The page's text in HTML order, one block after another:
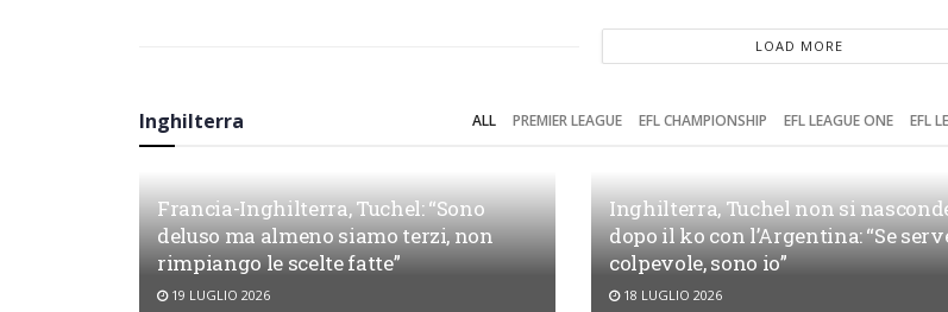
LOAD MORE
Inghilterra ALL PREMIER LEAGUE EFL CHAMPIONSHIP EFL LEAGUE ONE EFL
Francia-Inghilterra, Tuchel: “Sono
deluso ma almeno siamo terzi, non
rimpiango le scelte fatte”
19 LUGLIO 2026
Inghilterra, Tuchel non si
dopo il ko con l’Argentina: “Se
colpevole, sono io”
18 LUGLIO 2026